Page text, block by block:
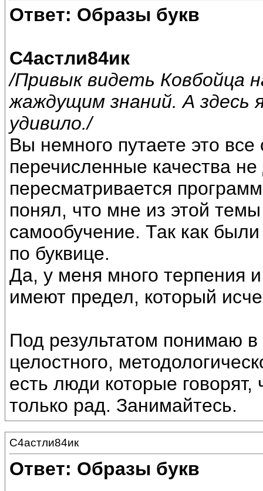
Ответ: Образы букв
С4астли84ик
/Привык видеть Ковбойца
жаждущим знаний. А здесь
удивило./
Вы немного путаете это
перечисленные качества не
пересматривается
понял, что мне из этой
самообучение. Так как
по буквице.
Да, у меня много терпения
имеют предел, который
Под результатом понимаю
целостного,
есть люди которые
только рад. Занимайтесь.
С4астли84ик
Ответ: Образы букв